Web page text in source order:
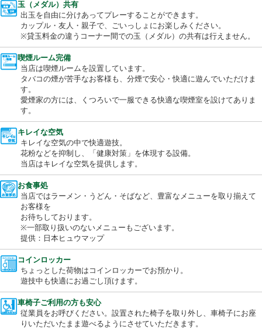
確認ください。
玉（メダル）共有
出玉を自由に分けあってプレーすることができます。
カップル・友人・親子で、ごいっしょにお楽しみください。
※貸玉料金の違うコーナー間での玉（メダル）の共有は行えませ
喫煙ルーム完備
当店は喫煙ルームを設置しています。
タバコの煙が苦手なお客様も、分煙で安心・快適に遊んでいただ
す。
愛煙家の方には、くつろいで一服できる快適な喫煙室を設けてあ
す。
キレイな空気
キレイな空気の中で快適遊技。
花粉などを抑制し、「健康対策」を体現する設備。
当店はキレイな空気を提供します。
お食事処
当店ではラーメン・うどん・そばなど、豊富なメニューを取り揃
お待ちしております。
※一部取り扱いのないメニューもございます。
提供：日本ヒュウマップ
コインロッカー
ちょっとした荷物はコインロッカーでお預かり。
遊技中も快適にお過ごし頂けます。